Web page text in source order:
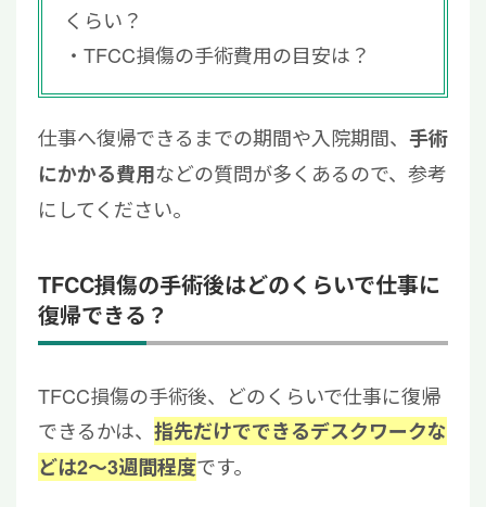
くらい？
TFCC損傷の手術費用の目安は？
仕事へ復帰できるまでの期間や入院期間、 手術
にかかる費用などの質問が多くあるので、参考
にしてください。
TFCC損傷の手術後はどのくらいで仕事に
復帰できる？
TFCC損傷の手術後、どのくらいで仕事に復帰
できるかは、 指先だけでできるデスクワークな
どは2〜3週間程度です。